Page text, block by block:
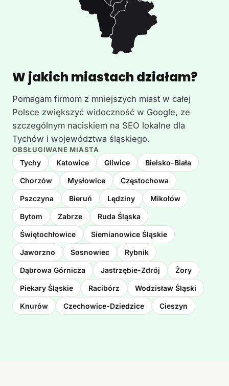
W jakich miastach działam?
Pomagam firmom z mniejszych miast w całej
Polsce zwiększyć widoczność w Google, ze
szczególnym naciskiem na SEO lokalne dla
Tychów i województwa śląskiego.
OBSŁUGIWANE MIASTA
Tychy Katowice Gliwice Bielsko-Biała
Chorzów Mysłowice Częstochowa
Pszczyna Bieruń Lędziny Mikołów
Bytom Zabrze Ruda Śląska
Świętochłowice Siemianowice Śląskie
Jaworzno Sosnowiec Rybnik
Dąbrowa Górnicza Jastrzębie-Zdrój Żory
Piekary Śląskie Racibórz Wodzisław Śląski
Knurów Czechowice-Dziedzice Cieszyn